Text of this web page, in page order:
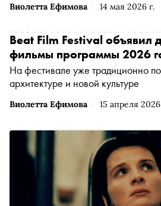
Виолетта Ефимова 14 мая 2026 г.
Виолетта Ефимова 15 апреля 2026
Beat Film Festival объявил
фильмы программы 2026
На фестивале уже традиционно
архитектуре и новой культуре